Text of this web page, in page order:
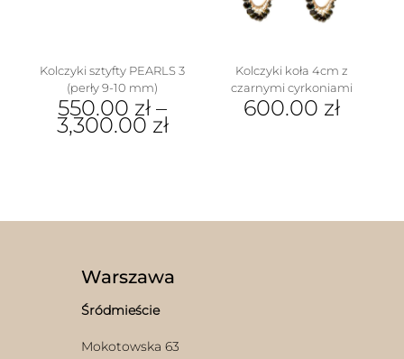
Kolczyki sztyfty PEARLS 3
(perły 9-10 mm)
550.00 zł –
3,300.00 zł
na
produktu
Kolczyki koła 4cm z
czarnymi cyrkoniami
600.00 zł
Warszawa
Śródmieście
Mokotowska 63